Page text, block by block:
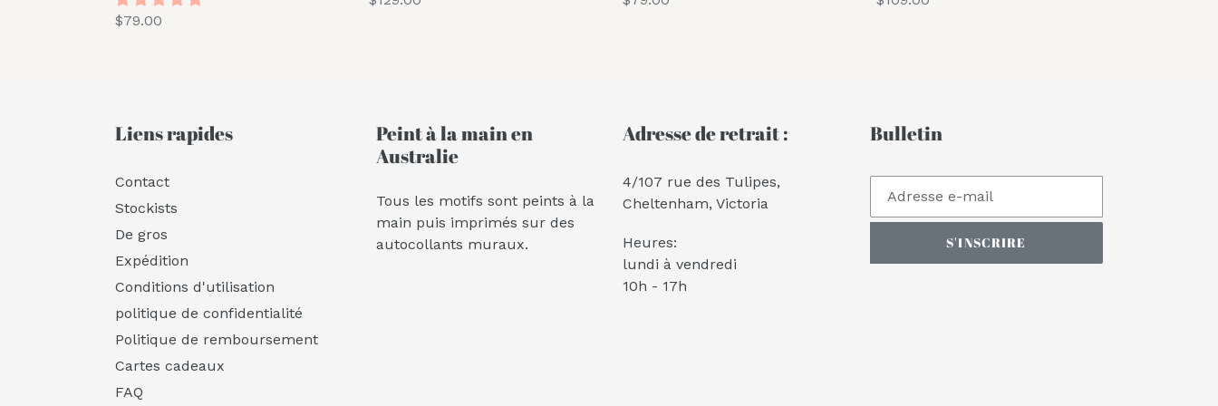
Prix
$79.00
Liens rapides
Contact
Stockists
De gros
Expédition
Conditions d'utilisation
politique de confidentialité
Politique de remboursement
Cartes cadeaux
FAQ
Peint à la main en
Australie
Tous les motifs sont peints à la
main puis imprimés sur des
autocollants muraux.
Adresse de retrait :
4/107 rue des Tulipes,
Cheltenham, Victoria
Heures:
lundi à vendredi
10h - 17h
Bulletin
S'INSCRIRE